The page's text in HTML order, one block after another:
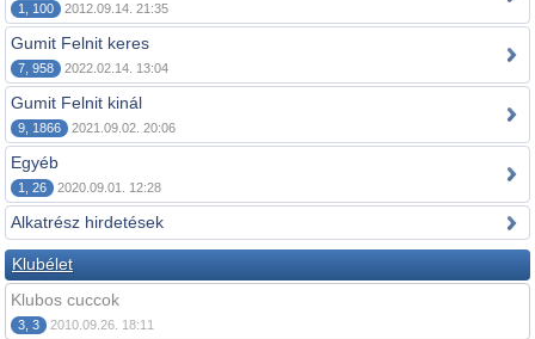
1, 100 2012.09.14. 21:35
Gumit Felnit keres
7, 958 2022.02.14. 13:04
Gumit Felnit kinál
9, 1866 2021.09.02. 20:06
Egyéb
1, 26 2020.09.01. 12:28
Alkatrész hirdetések
Klubélet
Klubos cuccok
3, 3 2010.09.26. 18:11